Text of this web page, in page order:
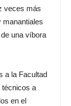
veces más
manantiales
una víbora
a la Facultad
técnicos a
en el